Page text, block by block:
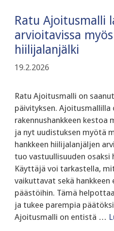
Ratu Ajoitusmalli
arvioitavissa
hiilijalanjälki
19.2.2026
Ratu Ajoitusmalli on
päivityksen.
rakennushankkeen kestoa
ja nyt uudistuksen myötä
hankkeen hiilijalanjäljen
tuo vastuullisuuden osaksi
Käyttäjä voi tarkastella,
vaikuttavat sekä
päästöihin. Tämä
ja tukee parempia
Ajoitusmalli on entistä …